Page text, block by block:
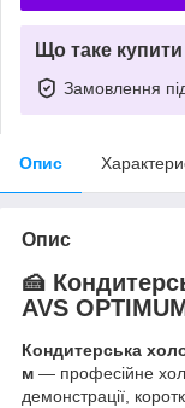
Що таке
Замовлення
Опис
Опис
🍰
AVS
Кондитерська
м — професійне
демонстрації,